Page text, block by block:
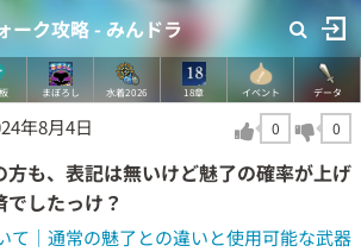
ーク攻略 - みんドラ
まぼろし 水着2026 18章 イベント データ
年8月4日 0 0
方も、表記は無いけど魅了の確率が上げ
したっけ？
て｜通常の魅了との違いと使用可能な武器